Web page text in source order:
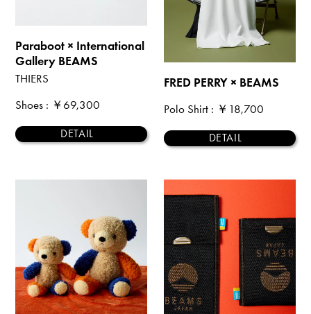
Paraboot × International
Gallery BEAMS
THIERS
Shoes : ￥69,300
DETAIL
FRED PERRY × BEAMS
Polo Shirt: ￥18,700
DETAIL